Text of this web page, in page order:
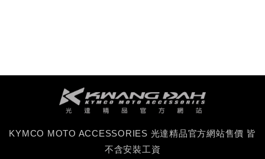
KYMCO MOTO ACCESSORIES 光達精品官方網站售價 皆
不含安裝工資